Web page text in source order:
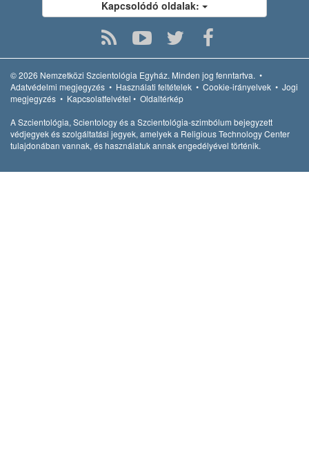
Kapcsolódó oldalak:
© 2026 Nemzetközi Szcientológia Egyház. Minden jog fenntartva. •
Adatvédelmi megjegyzés • Használati feltételek • Cookie-irányelvek • Jogi
megjegyzés • Kapcsolatfelvétel • Oldaltérkép
A Szcientológia, Scientology és a Szcientológia-szimbólum bejegyzett
védjegyek és szolgáltatási jegyek, amelyek a Religious Technology Center
tulajdonában vannak, és használatuk annak engedélyével történik.